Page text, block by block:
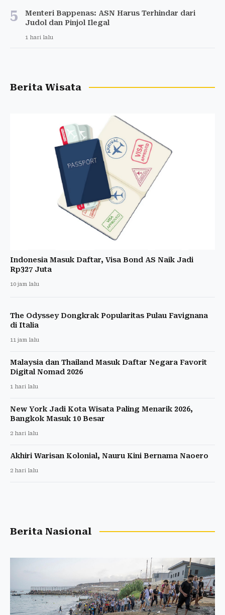
5
Menteri Bappenas: ASN Harus Terhindar dari
Judol dan Pinjol Ilegal
1 hari lalu
Berita Wisata
Indonesia Masuk Daftar, Visa Bond AS Naik Jadi
Rp327 Juta
10 jam lalu
The Odyssey Dongkrak Popularitas Pulau Favignana
di Italia
11 jam lalu
Malaysia dan Thailand Masuk Daftar Negara Favorit
Digital Nomad 2026
1 hari lalu
New York Jadi Kota Wisata Paling Menarik 2026,
Bangkok Masuk 10 Besar
2 hari lalu
Akhiri Warisan Kolonial, Nauru Kini Bernama Naoero
2 hari lalu
Berita Nasional